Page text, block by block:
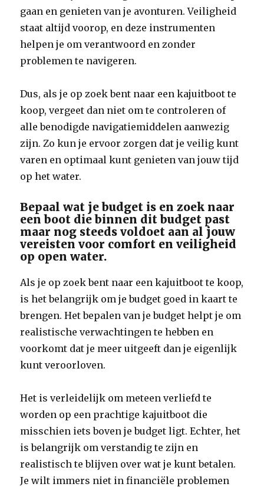
gaan en genieten van je avonturen. Veiligheid
staat altijd voorop, en deze instrumenten
helpen je om verantwoord en zonder
problemen te navigeren.
Dus, als je op zoek bent naar een kajuitboot te
koop, vergeet dan niet om te controleren of
alle benodigde navigatiemiddelen aanwezig
zijn. Zo kun je ervoor zorgen dat je veilig kunt
varen en optimaal kunt genieten van jouw tijd
op het water.
Bepaal wat je budget is en zoek naar
een boot die binnen dit budget past
maar nog steeds voldoet aan al jouw
vereisten voor comfort en veiligheid
op open water.
Als je op zoek bent naar een kajuitboot te koop,
is het belangrijk om je budget goed in kaart te
brengen. Het bepalen van je budget helpt je om
realistische verwachtingen te hebben en
voorkomt dat je meer uitgeeft dan je eigenlijk
kunt veroorloven.
Het is verleidelijk om meteen verliefd te
worden op een prachtige kajuitboot die
misschien iets boven je budget ligt. Echter, het
is belangrijk om verstandig te zijn en
realistisch te blijven over wat je kunt betalen.
Je wilt immers niet in financiële problemen